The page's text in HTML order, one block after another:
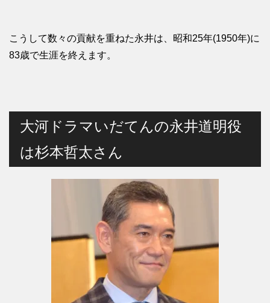
こうして数々の貢献を重ねた永井は、昭和25年(1950年)に
83歳で生涯を終えます。
大河ドラマいだてんの永井道明役
は杉本哲太さん